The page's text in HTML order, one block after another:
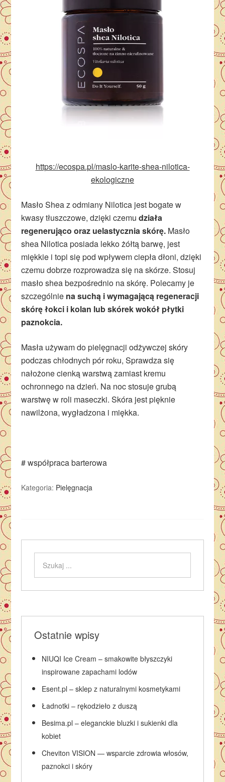
https://ecospa.pl/maslo-karite-shea-nilotica-
ekologiczne
Masło Shea z odmiany Nilotica jest bogate w
kwasy tłuszczowe, dzięki czemudziała
regenerująco oraz uelastycznia skórę. Masło
shea Nilotica posiada lekko żółtą barwę, jest
miękkie i topi się pod wpływem ciepła dłoni, dzięki
czemu dobrze rozprowadza się na skórze. Stosuj
masło shea bezpośrednio na skórę. Polecamy je
szczególnie na suchą i wymagającą regeneracji
skórę łokci i kolan lub skórek wokół płytki
paznokcia.
Masła używam do pielęgnacji odżywczej skóry
podczas chłodnych pór roku, Sprawdza się
nałożone cienką warstwą zamiast kremu
ochronnego na dzień. Na noc stosuje grubą
warstwę w roli maseczki. Skóra jest pięknie
nawilżona, wygładzona i miękka.
# współpraca barterowa
Kategoria: Pielęgnacja
Ostatnie wpisy
NIUQI Ice Cream – smakowite błyszczyki
inspirowane zapachami lodów
Esent.pl – sklep z naturalnymi kosmetykami
Ładnotki – rękodzieło z duszą
Besima.pl – eleganckie bluzki i sukienki dla
kobiet
Cheviton VISION — wsparcie zdrowia włosów,
paznokci i skóry